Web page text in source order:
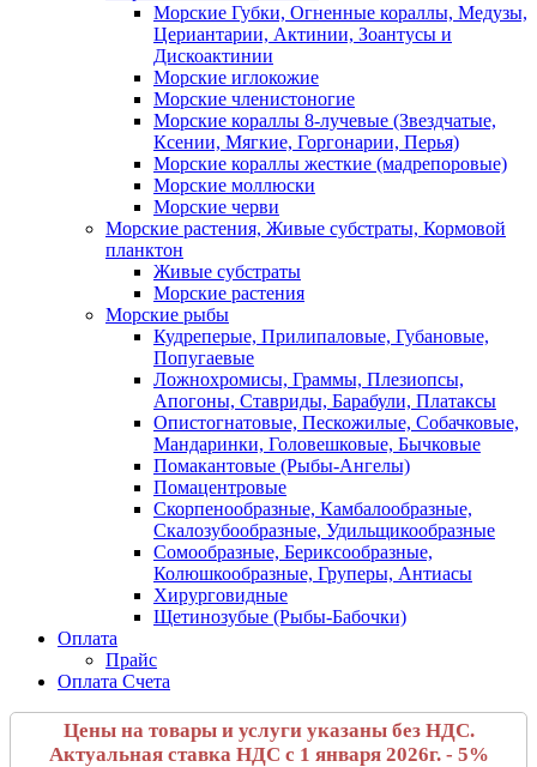
Морские Губки, Огненные кораллы, Медузы,
Цериантарии, Актинии, Зоантусы и
Дискоактинии
Морские иглокожие
Морские членистоногие
Морские кораллы 8-лучевые (Звездчатые,
Ксении, Мягкие, Горгонарии, Перья)
Морские кораллы жесткие (мадрепоровые)
Морские моллюски
Морские черви
Морские растения, Живые субстраты, Кормовой
планктон
Живые субстраты
Морские растения
Морские рыбы
Кудреперые, Прилипаловые, Губановые,
Попугаевые
Ложнохромисы, Граммы, Плезиопсы,
Апогоны, Ставриды, Барабули, Платаксы
Опистогнатовые, Пескожилые, Собачковые,
Мандаринки, Головешковые, Бычковые
Помакантовые (Рыбы-Ангелы)
Помацентровые
Скорпенообразные, Камбалообразные,
Скалозубообразные, Удильщикообразные
Сомообразные, Бериксообразные,
Колюшкообразные, Груперы, Антиасы
Хирурговидные
Щетинозубые (Рыбы-Бабочки)
Оплата
Прайс
Оплата Счета
Цены на товары и услуги указаны без НДС.
Актуальная ставка НДС с 1 января 2026г. - 5%